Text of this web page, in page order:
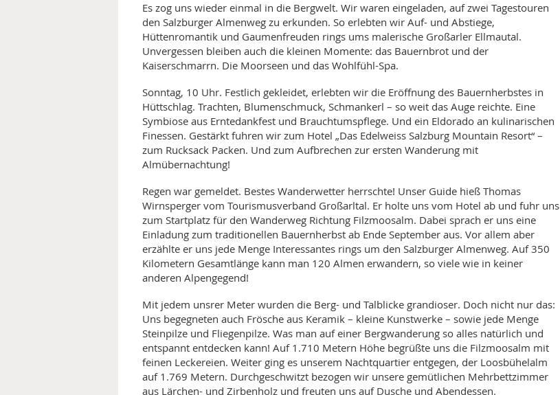
Es zog uns wieder einmal in die Bergwelt. Wir waren eingeladen, auf zwei Tagestouren
den Salzburger Almenweg zu erkunden. So erlebten wir Auf- und Abstiege,
Hüttenromantik und Gaumenfreuden rings ums malerische Großarler Ellmautal.
Unvergessen bleiben auch die kleinen Momente: das Bauernbrot und der
Kaiserschmarrn. Die Moorseen und das Wohlfühl-Spa.
Sonntag, 10 Uhr. Festlich gekleidet, erlebten wir die Eröffnung des Bauernherbstes in
Hüttschlag. Trachten, Blumenschmuck, Schmankerl – so weit das Auge reichte. Eine
Symbiose aus Erntedankfest und Brauchtumspflege. Und ein Eldorado an kulinarischen
Finessen. Gestärkt fuhren wir zum Hotel „Das Edelweiss Salzburg Mountain Resort“ –
zum Rucksack Packen. Und zum Aufbrechen zur ersten Wanderung mit
Almübernachtung!
Regen war gemeldet. Bestes Wanderwetter herrschte! Unser Guide hieß Thomas
Wirnsperger vom Tourismusverband Großarltal. Er holte uns vom Hotel ab und fuhr uns
zum Startplatz für den Wanderweg Richtung Filzmoosalm. Dabei sprach er uns eine
Einladung zum traditionellen Bauernherbst ab Ende September aus. Vor allem aber
erzählte er uns jede Menge Interessantes rings um den Salzburger Almenweg. Auf 350
Kilometern Gesamtlänge kann man 120 Almen erwandern, so viele wie in keiner
anderen Alpengegend!
Mit jedem unsrer Meter wurden die Berg- und Talblicke grandioser. Doch nicht nur das:
Uns begegneten auch Frösche aus Keramik – kleine Kunstwerke – sowie jede Menge
Steinpilze und Fliegenpilze. Was man auf einer Bergwanderung so alles natürlich und
entspannt entdecken kann! Auf 1.710 Metern Höhe begrüßte uns die Filzmoosalm mit
feinen Leckereien. Weiter ging es unserem Nachtquartier entgegen, der Loosbühelalm
auf 1.769 Metern. Durchgeschwitzt bezogen wir unsere gemütlichen Mehrbettzimmer
aus Lärchen- und Zirbenholz und freuten uns auf Dusche und Abendessen.